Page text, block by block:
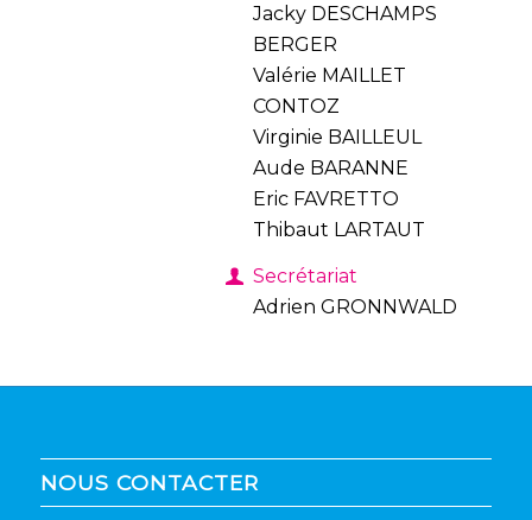
Jacky DESCHAMPS
BERGER
Valérie MAILLET
CONTOZ
Virginie BAILLEUL
Aude BARANNE
Eric FAVRETTO
Thibaut LARTAUT
Secrétariat
Adrien GRONNWALD
NOUS CONTACTER